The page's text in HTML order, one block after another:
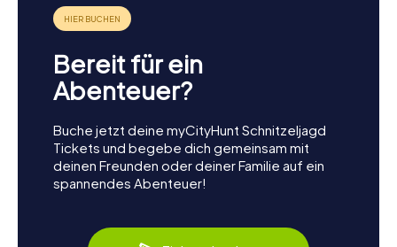
Bereit für ein
Abenteuer?
Buche jetzt deine myCityHunt Schnitzeljagd
Tickets und begebe dich gemeinsam mit
deinen Freunden oder deiner Familie auf ein
spannendes Abenteuer!